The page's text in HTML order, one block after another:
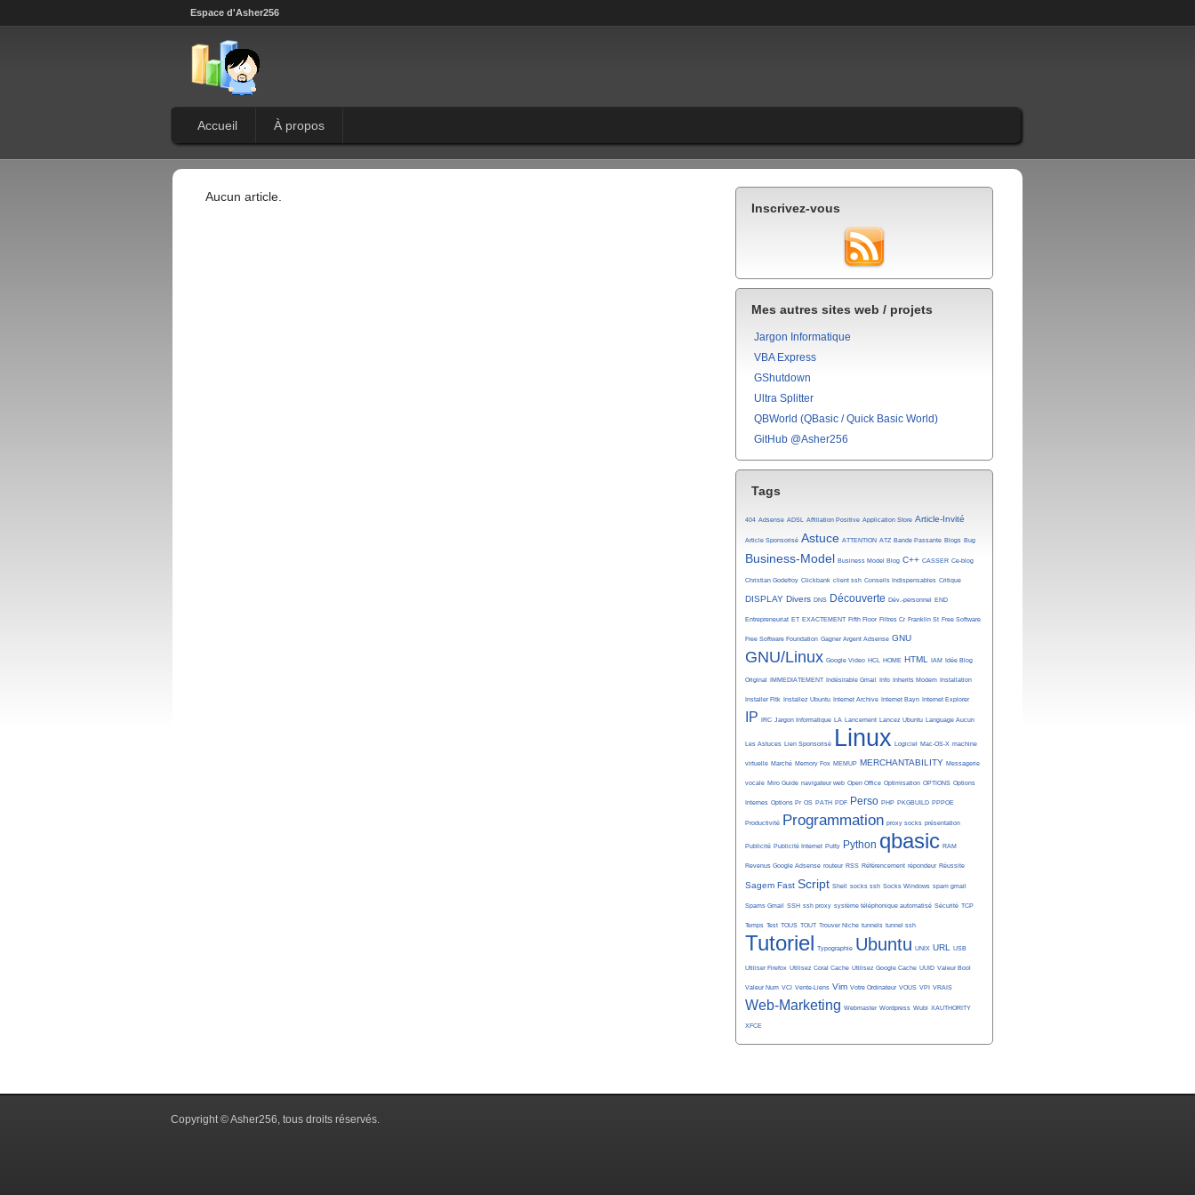
Espace d'Asher256
Accueil À propos
Aucun article.
Inscrivez-vous
Mes autres sites web / projets
Jargon Informatique
VBA Express
GShutdown
Ultra Splitter
QBWorld (QBasic / Quick Basic World)
GitHub @Asher256
Tags
404 Adsense ADSL Affiliation Positive Application Store Article-Invité
Article Sponsorisé Astuce ATTENTION ATZ Bande Passante Blogs Bug
Business-Model Business Model Blog C++ CASSER Ce-blog
Christian Godefroy Clickbank client ssh Conseils Indispensables Critique
DISPLAY Divers DNS Découverte Dév.-personnel END
Entrepreneuriat ET EXACTEMENT Fifth Floor Filtres Cr Franklin St Free Software
Free Software Foundation Gagner Argent Adsense GNU
GNU/Linux Google Video HCL HOME HTML IAM Idée Blog
Original IMMEDIATEMENT Indésirable Gmail Info Inherits Modem Installation
Installer Fltk Installez Ubuntu Internet Archive Internet Bayn Internet Explorer
IP IRC Jargon Informatique LA Lancement Lancez Ubuntu Language Aucun
Les Astuces Lien Sponsorisé Linux Logiciel Mac-OS-X machine
virtuelle Marché Memory Fox MEMUP MERCHANTABILITY Messagerie
vocale Miro Guide navigateur web Open Office Optimisation OPTIONS Options
Internes Options Pr OS PATH PDF Perso PHP PKGBUILD PPPOE
Productivité Programmation proxy socks présentation
Publicité Publicité Internet Putty Python qbasic RAM
Revenus Google Adsense routeur RSS Référencement répondeur Réussite
Sagem Fast Script Shell socks ssh Socks Windows spam gmail
Spams Gmail SSH ssh proxy système téléphonique automatisé Sécurité TCP
Temps Test TOUS TOUT Trouver Niche tunnels tunnel ssh
Tutoriel Typographie Ubuntu UNIX URL USB
Utiliser Firefox Utilisez Coral Cache Utilisez Google Cache UUID Valeur Bool
Valeur Num VCI Vente-Liens Vim Votre Ordinateur VOUS VPI VRAIS
Web-Marketing Webmaster Wordpress Wubi XAUTHORITY
XFCE
Copyright © Asher256, tous droits réservés.